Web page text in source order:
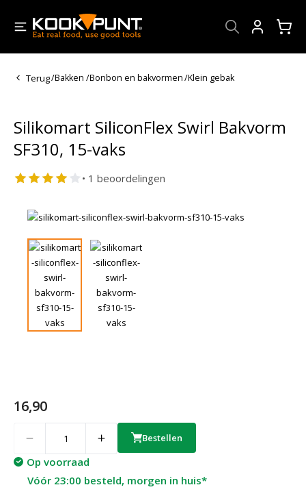
Terug/Bakken /Bonbon en bakvormen/Klein gebak
Silikomart SiliconFlex Swirl Bakvorm
SF310, 15-vaks
• 1 beoordelingen
16,90
Bestellen
Op voorraad
Vóór 23:00 besteld, morgen in huis*